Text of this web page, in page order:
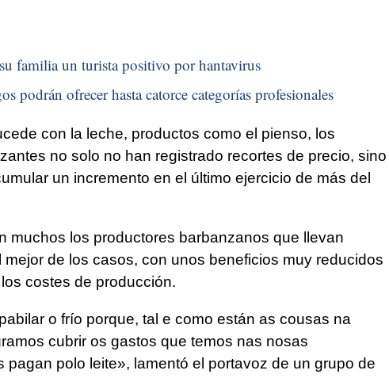
familia un turista positivo por hantavirus
podrán ofrecer hasta catorce categorías profesionales
con la leche, productos como el pienso, los
no solo no han registrado recortes de precio, sino
un incremento en el último ejercicio de más del
muchos los productores barbanzanos que llevan
de los casos, con unos beneficios muy reducidos
costes de producción.
o frío porque, tal e como están as cousas na
cubrir os gastos que temos nas nosas
pagan polo leite», lamentó el portavoz de un grupo de